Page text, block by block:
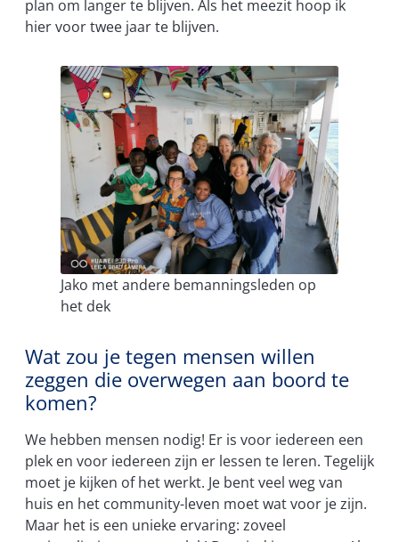
plan om langer te blijven. Als het meezit hoop ik
hier voor twee jaar te blijven.
Jako met andere bemanningsleden op
het dek
Wat zou je tegen mensen willen
zeggen die overwegen aan boord te
komen?
We hebben mensen nodig! Er is voor iedereen een
plek en voor iedereen zijn er lessen te leren. Tegelijk
moet je kijken of het werkt. Je bent veel weg van
huis en het community-leven moet wat voor je zijn.
Maar het is een unieke ervaring: zoveel